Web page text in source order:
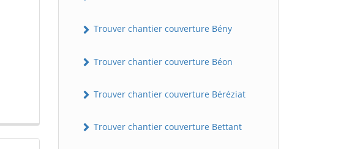
Trouver chantier couverture Bény
Trouver chantier couverture Béon
Trouver chantier couverture Béréziat
Trouver chantier couverture Bettant